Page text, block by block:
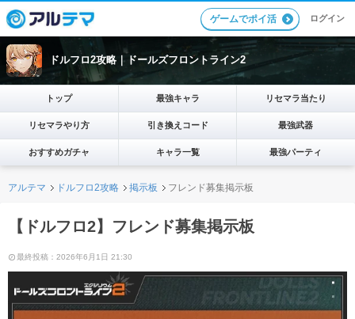
ゲームでポイ活 ログイン
ドルフロ2攻略｜ドールズフロントライン2
トップ 最強キャラ リセマラ当たり
リセマラやり方 引き換えコード 最強武器
おすすめガチャ キャラ一覧 最強パーティ
アルテマ ドルフロ2攻略 掲示板 フレンド募集掲示板
【ドルフロ2】フレンド募集掲示板
最終投稿：2026年6月1日 21:30